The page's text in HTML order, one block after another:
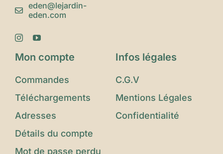
eden@lejardin-
eden.com
Mon compte
Commandes
Téléchargements
Adresses
Détails du compte
Mot de passe perdu
Infos légales
C.G.V
Mentions Légales
Confidentialité